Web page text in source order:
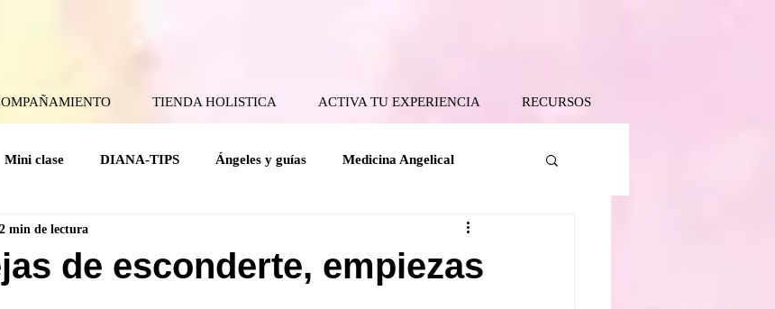
TIENDA HOLISTICA ACTIVA TU EXPERIENCIA RECURSOS
Mini clase DIANA-TIPS Ángeles y guías Medicina Angelical
Coaching Angelical Tanatología Angelical
de esconderte, empiezas
2 min de lectura